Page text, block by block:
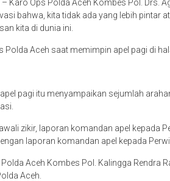
Karo Ops Polda Aceh Kombes Pol. Drs.
bahwa, kita tidak ada yang lebih pintar
kita di dunia ini.
Polda Aceh saat memimpin apel pagi di
pagi itu menyampaikan sejumlah
zikir, laporan komandan apel kepada
laporan komandan apel kepada
Aceh Kombes Pol. Kalingga Rendra
Aceh.